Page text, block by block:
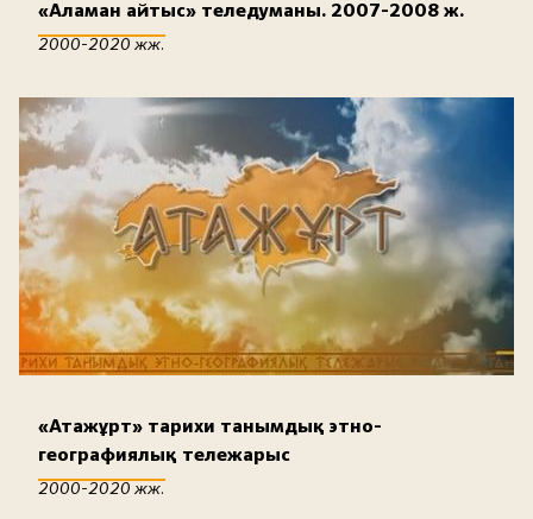
«Аламан айтыс» теледуманы. 2007-2008 ж.
2000-2020 жж.
«Атажұрт» тарихи танымдық этно-
географиялық тележарыс
2000-2020 жж.